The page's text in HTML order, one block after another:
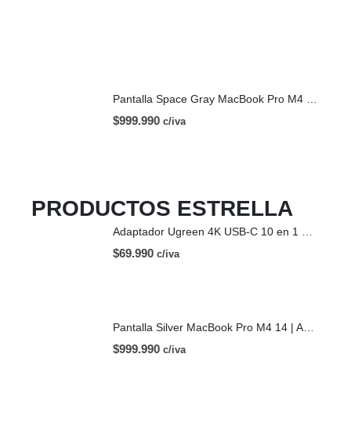
$999.990 c/iva
PRODUCTOS ESTRELLA
$69.990 c/iva
$999.990 c/iva